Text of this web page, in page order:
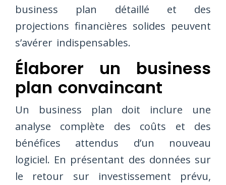
business plan détaillé et des
projections financières solides peuvent
s’avérer indispensables.
Élaborer un business
plan convaincant
Un business plan doit inclure une
analyse complète des coûts et des
bénéfices attendus d’un nouveau
logiciel. En présentant des données sur
le retour sur investissement prévu,